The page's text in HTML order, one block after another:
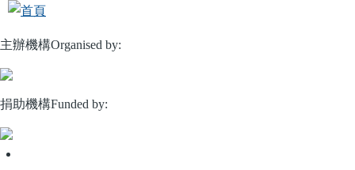
移
主
內
容
主辦機構Organised by:
捐助機構Funded by: